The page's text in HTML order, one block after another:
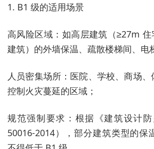
1. B1 级的适用场景
高风险区域：如高层建筑（≥27m
建筑）的外墙保温、疏散楼梯间、电
人员密集场所：医院、学校、商场
控制火灾蔓延的区域；
规范强制要求：根据《建筑设计
50016-2014），部分建筑类型的保